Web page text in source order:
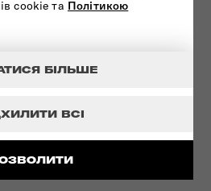
cookie та Політикою
ВСІ
БІЛЬШЕ